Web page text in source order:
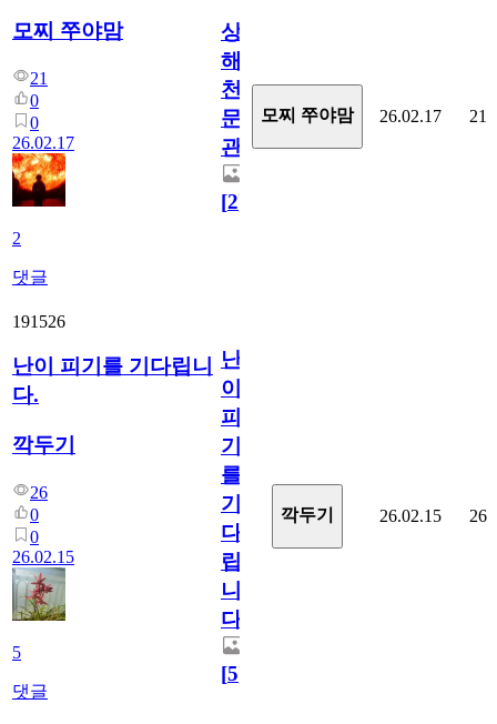
모찌 쭈야맘
21
0
0
26.02.17
2
댓글
상
해
천
문
관
[2]
모찌 쭈야맘 26.02.17 21
191526
난이 피기를 기다립니
다.
깍두기
26
0
0
26.02.15
5
댓글
난
이
피
기
를
기
다
립
니
다.
[5]
깍두기 26.02.15 26